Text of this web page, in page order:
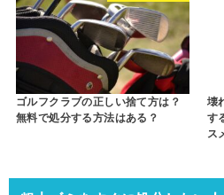
ゴルフクラブの正しい捨て方は？
無料で処分する方法はある？
壊
す
ス